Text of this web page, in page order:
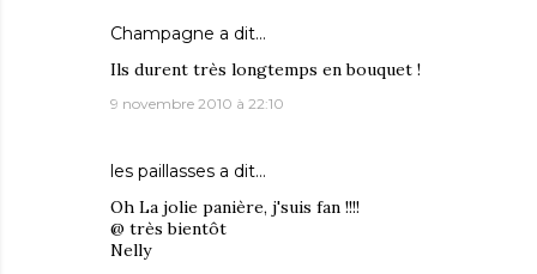
Champagne a dit…
Ils durent très longtemps en bouquet !
9 novembre 2010 à 22:10
les paillasses a dit…
Oh La jolie panière, j'suis fan !!!!
@ très bientôt
Nelly